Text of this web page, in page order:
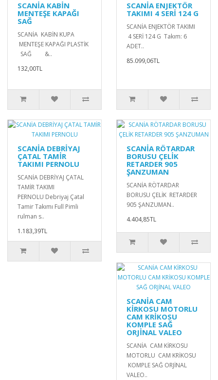
SCANİA KABİN
MENTEŞE KAPAĞI
SAĞ
SCANİA KABİN KUPA
MENTEŞE KAPAĞI PLASTİK
SAĞ &..
132,00TL
SCANİA ENJEKTÖR
TAKIMI 4 SERİ 124 G
SCANİA ENJEKTÖR TAKIMI
4 SERİ 124 G Takım: 6
ADET..
85.099,06TL
SCANİA DEBRİYAJ
ÇATAL TAMİR
TAKIMI PERNOLU
SCANİA DEBRİYAJ ÇATAL
TAMİR TAKIMI
PERNOLU Debriyaj Çatal
Tamir Takımı Full Pimli
rulman s..
1.183,39TL
SCANİA RÖTARDAR
BORUSU ÇELİK
RETARDER 905
ŞANZUMAN
SCANİA RÖTARDAR
BORUSU ÇELİK RETARDER
905 ŞANZUMAN..
4.404,85TL
SCANİA CAM
KİRKOSU MOTORLU
CAM KRİKOSU
KOMPLE SAĞ
ORJİNAL VALEO
SCANİA CAM KİRKOSU
MOTORLU CAM KRİKOSU
KOMPLE SAĞ ORJİNAL
VALEO..